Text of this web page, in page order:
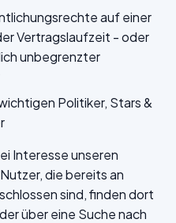
auf einer
Vertragslaufzeit - oder
unbegrenzter
Politiker, Stars &
Interesse unseren
die bereits an
sind, finden dort
über eine Suche nach